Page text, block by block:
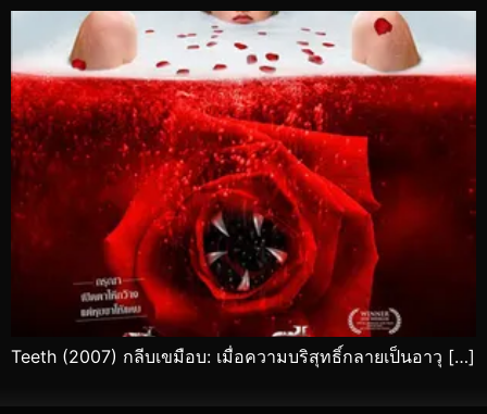
Teeth (2007) กลีบเขมือบ: เมื่อความบริสุทธิ์กลายเป็นอาวุ […]